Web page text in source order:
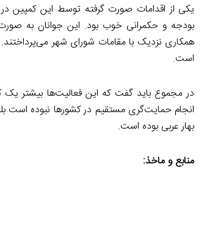
بودجه و حکمرانی خوب بود. این جوانان به
همکاری نزدیک با مقامات شورای شهر
است.
در مجموع باید گفت که این فعالیت‌ها بیشتر
انجام حمایت‌گری مستقیم در کشورها نبوده
بهار عربی بوده است.
منابع و ماخذ: